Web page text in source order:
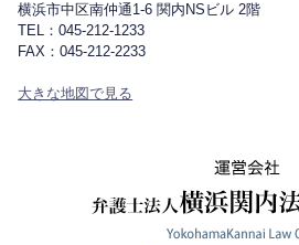
横浜市中区南仲通1-6 関内NSビル 2階
TEL：045-212-1233
FAX：045-212-2233
大きな地図で見る